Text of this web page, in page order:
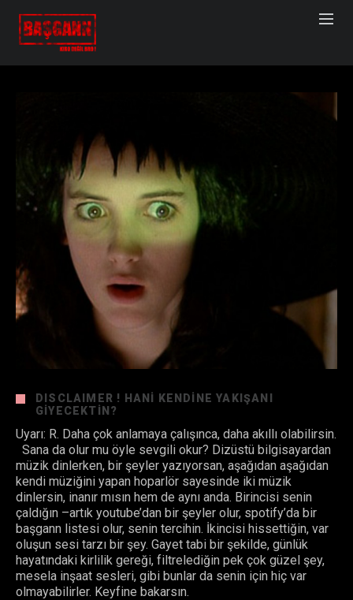
DISCLAIMER ! HANI KENDINE YAKIŞANI
GIYECEKTIN?
Uyarı: R. Daha çok anlamaya çalışınca, daha akıllı olabilirsin.
Sana da olur mu öyle sevgili okur? Dizüstü bilgisayardan
müzik dinlerken, bir şeyler yazıyorsan, aşağıdan aşağıdan
kendi müziğini yapan hoparlör sayesinde iki müzik
dinlersin, inanır mısın hem de aynı anda. Birincisi senin
çaldığın –artık youtube’dan bir şeyler olur, spotify’da bir
başgann listesi olur, senin tercihin. İkincisi hissettiğin, var
oluşun sesi tarzı bir şey. Gayet tabi bir şekilde, günlük
hayatındaki kirlilik gereği, filtrelediğin pek çok güzel şey,
mesela inşaat sesleri, gibi bunlar da senin için hiç var
olmayabilirler. Keyfine bakarsın.